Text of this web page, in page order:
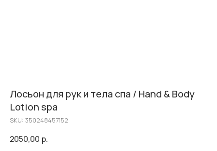
Лосьон для рук и тела спа / Hand & Body
Lotion spa
SKU: 350248457152
2050,00 р.